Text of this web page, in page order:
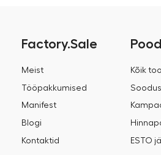
Factory.Sale
Meist
Tööpakkumised
Manifest
Blogi
Kontaktid
Pood
Kõik
ESTO